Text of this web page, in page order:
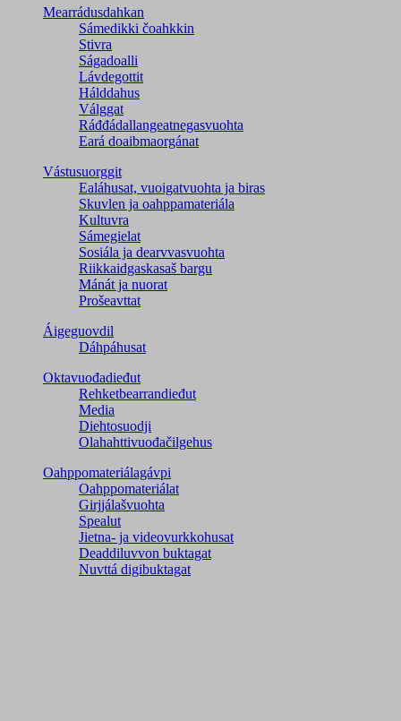
Mearrádusdahkan
Sámedikki čoahkkin
Stivra
Ságadoalli
Lávdegottit
Hálddahus
Válggat
Ráđđádallangeatnegas­vuohta
Eará doaibmaorgánat
Vástusuorggit
Ealáhusat, vuoigatvuohta ja biras
Skuvlen ja oahppamateriála
Kultuvra
Sámegielat
Sosiála ja dearvvasvuohta
Riikkaidgaskasaš bargu
Mánát ja nuorat
Prošeavttat
Áigeguovdil
Dáhpáhusat
Oktavuođadieđut
Rehketbearrandieđut
Media
Diehtosuodji
Olahahttivuođačilgehus
Oahppomateriálagávpi
Oahppomateriálat
Girjjálašvuohta
Spealut
Jietna- ja videovurkkohusat
Deaddiluvvon buktagat
Nuvttá digibuktagat